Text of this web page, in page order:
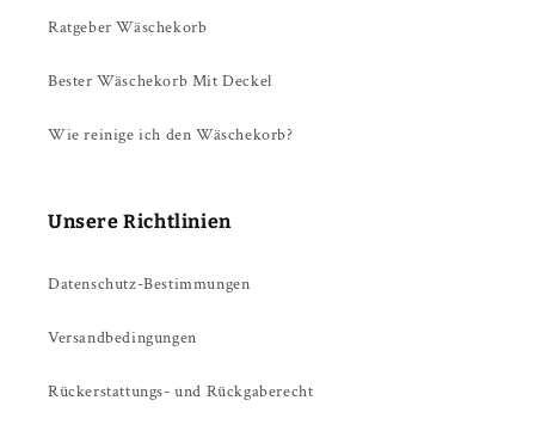
Ratgeber Wäschekorb
Bester Wäschekorb Mit Deckel
Wie reinige ich den Wäschekorb?
Unsere Richtlinien
Datenschutz-Bestimmungen
Versandbedingungen
Rückerstattungs- und Rückgaberecht